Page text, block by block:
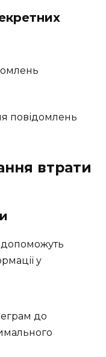
повідомлень
втрати
допоможуть
у
до